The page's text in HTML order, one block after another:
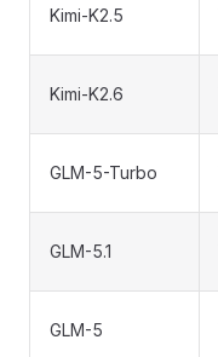
Kimi-K2.5
Kimi-K2.6
GLM-5-Turbo
GLM-5.1
GLM-5